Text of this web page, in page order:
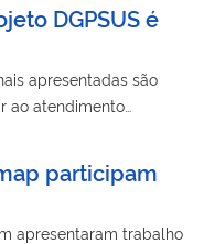
DGPSUS é
apresentadas são
ao atendimento
participam
apresentaram trabalho